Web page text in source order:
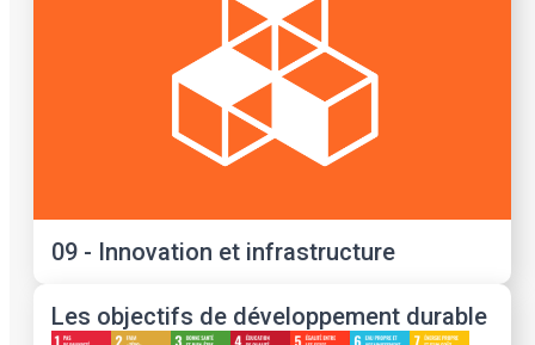
09 - Innovation et infrastructure
Les objectifs de développement durable